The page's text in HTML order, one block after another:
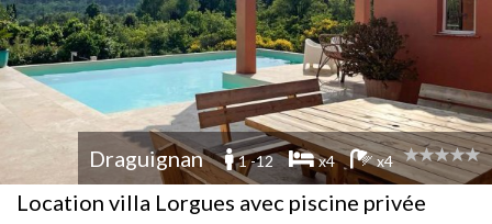
Draguignan 1 -12 x4 x4
Location villa Lorgues avec piscine privée